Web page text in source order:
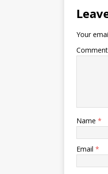
Your
Comment
Name *
Email *